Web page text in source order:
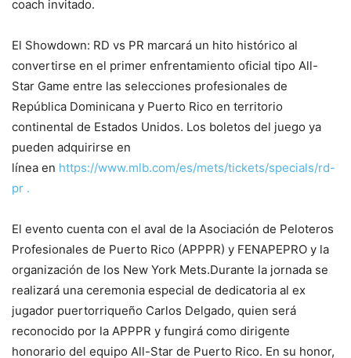
coach invitado.
El Showdown: RD vs PR marcará un hito histórico al
convertirse en el primer enfrentamiento oficial tipo All-
Star Game entre las selecciones profesionales de
República Dominicana y Puerto Rico en territorio
continental de Estados Unidos. Los boletos del juego ya
pueden adquirirse en
línea en https://www.mlb.com/es/mets/tickets/specials/rd-
pr .
El evento cuenta con el aval de la Asociación de Peloteros
Profesionales de Puerto Rico (APPPR) y FENAPEPRO y la
organización de los New York Mets.Durante la jornada se
realizará una ceremonia especial de dedicatoria al ex
jugador puertorriqueño Carlos Delgado, quien será
reconocido por la APPPR y fungirá como dirigente
honorario del equipo All-Star de Puerto Rico. En su honor,